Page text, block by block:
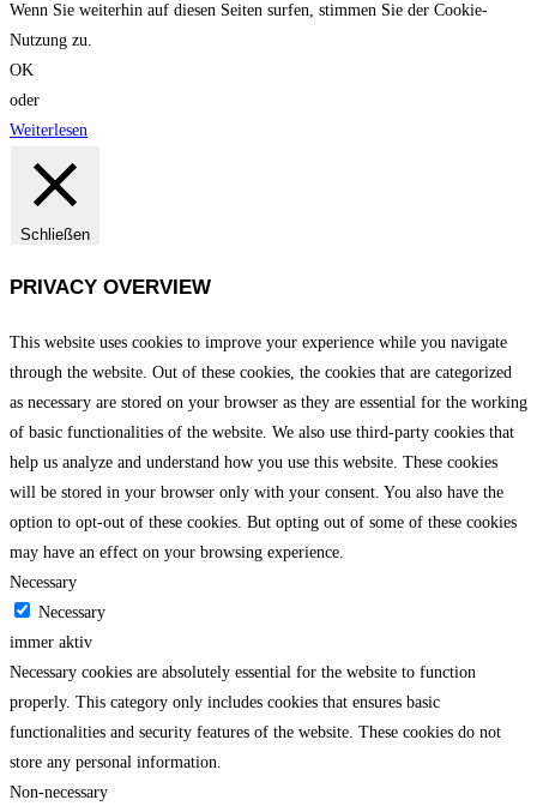
Wenn Sie weiterhin auf diesen Seiten surfen, stimmen Sie der Cookie-
Nutzung zu.
OK
oder
Weiterlesen
Schließen
PRIVACY OVERVIEW
This website uses cookies to improve your experience while you navigate
through the website. Out of these cookies, the cookies that are categorized
as necessary are stored on your browser as they are essential for the working
of basic functionalities of the website. We also use third-party cookies that
help us analyze and understand how you use this website. These cookies
will be stored in your browser only with your consent. You also have the
option to opt-out of these cookies. But opting out of some of these cookies
may have an effect on your browsing experience.
Necessary
Necessary
immer aktiv
Necessary cookies are absolutely essential for the website to function
properly. This category only includes cookies that ensures basic
functionalities and security features of the website. These cookies do not
store any personal information.
Non-necessary